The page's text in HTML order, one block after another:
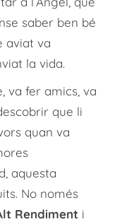
saber ben bé
aviat va
la vida.
va fer amics, va
que li
quan va
aquesta
No només
Rendiment i